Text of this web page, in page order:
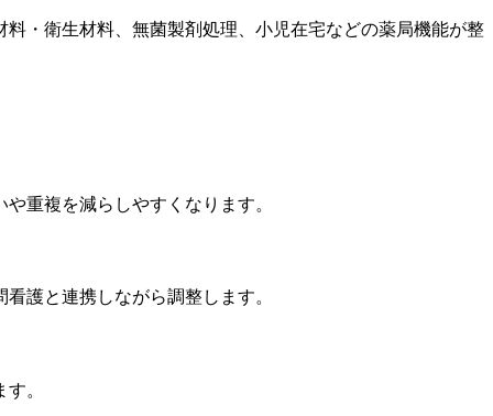
・衛生材料、無菌製剤処理、小児在宅などの薬局機能が整
重複を減らしやすくなります。
護と連携しながら調整します。
。